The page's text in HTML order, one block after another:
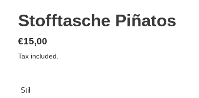
Stofftasche Piñatos
Regular
price
€15,00
Tax included.
Stil